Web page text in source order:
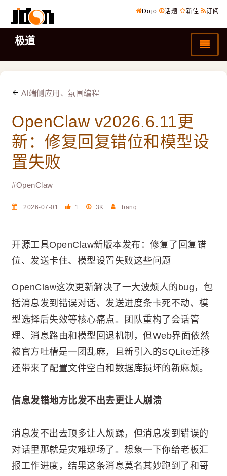
Dojo 话题 新佳 订阅
极道
AI端侧应用、氛围编程
OpenClaw v2026.6.11更
新：修复回复错位和模型设
置失败
#OpenClaw
2026-07-01 1 3K banq
开源工具OpenClaw新版本发布：修复了回复错
位、发送卡住、模型设置失败这些问题
OpenClaw这次更新解决了一大波烦人的bug，包
括消息发到错误对话、发送进度条卡死不动、模
型选择后失效等核心痛点。团队重构了会话管
理、消息路由和模型回退机制，但Web界面依然
被官方吐槽是一团乱麻，且新引入的SQLite迁移
还带来了配置文件空白和数据库损坏的新麻烦。
信息发错地方比发不出去更让人崩溃
消息发不出去顶多让人烦躁，但消息发到错误的
对话里那就是灾难现场了。想象一下你给老板汇
报工作进度，结果这条消息莫名其妙跑到了和哥